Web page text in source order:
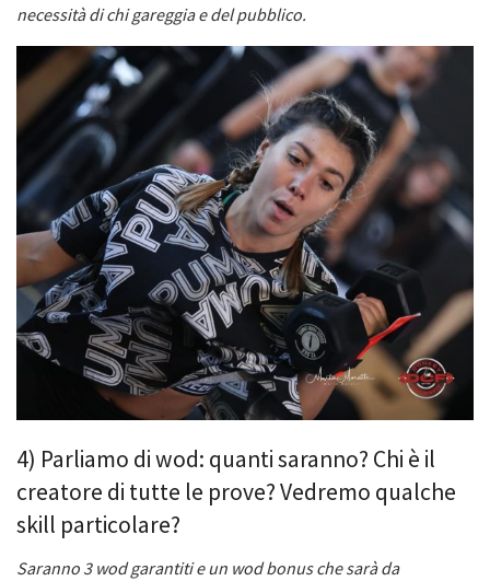
necessità di chi gareggia e del pubblico.
4) Parliamo di wod: quanti saranno? Chi è il
creatore di tutte le prove? Vedremo qualche
skill particolare?
Saranno 3 wod garantiti e un wod bonus che sarà da